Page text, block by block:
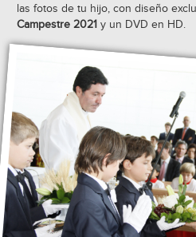
las fotos de tu hijo, con diseño
Campestre 2021 y un DVD en HD.